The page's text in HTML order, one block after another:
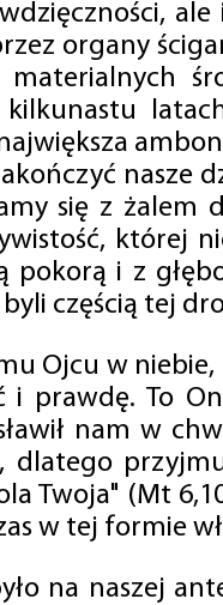
organy
kilkunastu
nasze
się z żalem
której
pokorą i z
częścią tej
Ojcu w
i prawdę. To
nam w
dlatego
Twoja" (Mt
w tej formie
na naszej